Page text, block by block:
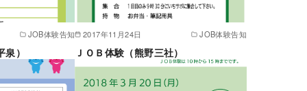
JOB体験告知
）
2017年11月24日 JOB体験告知
ＪＯＢ体験（熊野三社）